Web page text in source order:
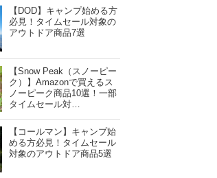
【DOD】キャンプ始める方
必見！タイムセール対象の
アウトドア商品7選
【Snow Peak（スノーピー
ク）】Amazonで買えるス
ノーピーク商品10選！一部
タイムセール対…
【コールマン】キャンプ始
める方必見！タイムセール
対象のアウトドア商品5選